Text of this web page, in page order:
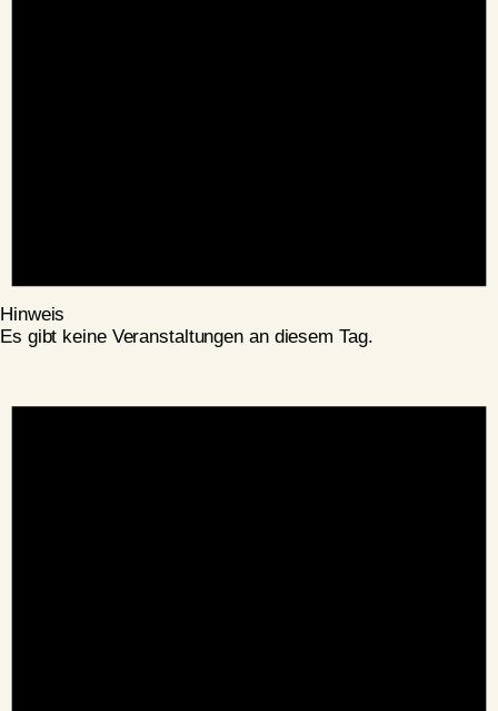
Hinweis
Es gibt keine Veranstaltungen an diesem Tag.